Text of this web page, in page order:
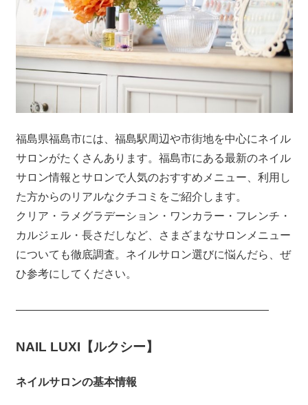
福島県福島市には、福島駅周辺や市街地を中心にネイル
サロンがたくさんあります。福島市にある最新のネイル
サロン情報とサロンで人気のおすすめメニュー、利用し
た方からのリアルなクチコミをご紹介します。
クリア・ラメグラデーション・ワンカラー・フレンチ・
カルジェル・長さだしなど、さまざまなサロンメニュー
についても徹底調査。ネイルサロン選びに悩んだら、ぜ
ひ参考にしてください。
———————————————————————
NAIL LUXI【ルクシー】
ネイルサロンの基本情報